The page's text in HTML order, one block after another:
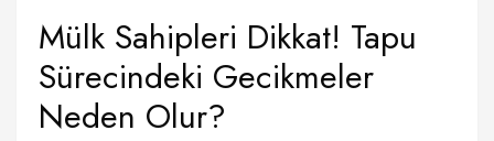
Mülk Sahipleri Dikkat! Tapu
Sürecindeki Gecikmeler
Neden Olur?